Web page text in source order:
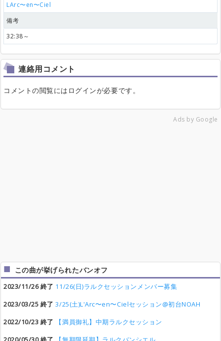
LArc〜en〜Ciel
備考
32:38～
連絡用コメント
コメントの閲覧にはログインが必要です。
Ads by Google
この曲が挙げられたバンオフ
2023/11/26 終了 11/26(日)ラルクセッションメンバー募集
2023/03/25 終了 3/25(土)L'Arc〜en〜Cielセッション@初台NOAH
2022/10/23 終了
【満員御礼】中期ラルクセッション